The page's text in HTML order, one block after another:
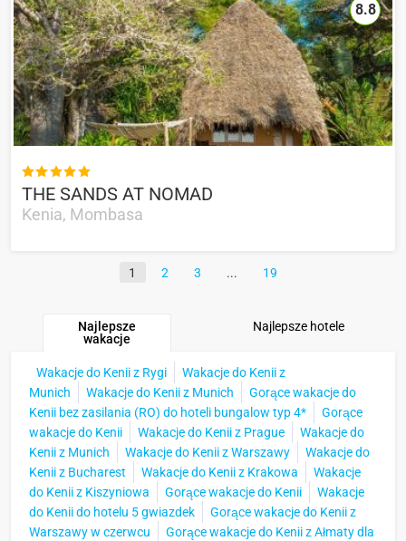

THE SANDS AT NOMAD
Kenia, Mombasa
8.8
1 2 3 19
Najlepsze
wakacje
Najlepsze hotele
Wakacje do Kenii z Rygi
Wakacje do Kenii z
Munich
Wakacje do Kenii z Munich
Gorące wakacje do
Kenii bez zasilania (RO) do hoteli bungalow typ 4*
Gorące
wakacje do Kenii
Wakacje do Kenii z Prague
Wakacje do
Kenii z Munich
Wakacje do Kenii z Warszawy
Wakacje do
Kenii z Bucharest
Wakacje do Kenii z Krakowa
Wakacje
do Kenii z Kiszyniowa
Gorące wakacje do Kenii
Wakacje
do Kenii do hotelu 5 gwiazdek
Gorące wakacje do Kenii z
Warszawy w czerwcu
Gorące wakacje do Kenii z Ałmaty dla